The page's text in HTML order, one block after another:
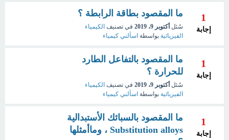
1
إجابة
ما المقصود بطاقة الرابطة ؟
سُئل أكتوبر 9، 2019 في تصنيف الكيمياء
الفيزيائية بواسطة اسألني كيمياء
1
إجابة
ما المقصود بالتفاعل الطارد
للحرارة ؟
سُئل أكتوبر 9، 2019 في تصنيف الكيمياء
الفيزيائية بواسطة اسألني كيمياء
1
إجابة
ما المقصود بالسبائك الأستبدالية
Substitution alloys ، وماأمثلها